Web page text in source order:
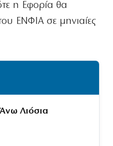
η Εφορία θα
ΕΝΦΙΑ σε μηνιαίες
Λιόσια